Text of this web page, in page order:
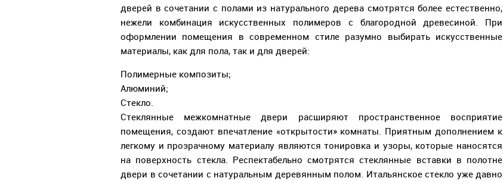
дверей в сочетании с полами из натурального дерева смотрятся более естественно,
нежели комбинация искусственных полимеров с благородной древесиной. При
оформлении помещения в современном стиле разумно выбирать искусственные
материалы, как для пола, так и для дверей:
Полимерные композиты;
Алюминий;
Стекло.
Стеклянные межкомнатные двери расширяют пространственное восприятие
помещения, создают впечатление «открытости» комнаты. Приятным дополнением к
легкому и прозрачному материалу являются тонировка и узоры, которые наносятся
на поверхность стекла. Респектабельно смотрятся стеклянные вставки в полотне
двери в сочетании с натуральным деревянным полом. Итальянское стекло уже давно